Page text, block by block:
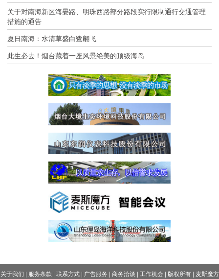
关于对南海新区海晏路、明珠西路部分路段实行限制通行交通管理
措施的通告
夏日南海：水清草盛白鹭翩飞
此生必去！烟台藏着一座风景绝美的顶级海岛
关于我们 | 服务条款 | 联系方式| 广告服务 | 商务洽谈 | 工作机会| 版权所有| 麦斯魔方